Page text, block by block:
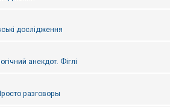
дослідження
анекдот. Фіглі
разговоры